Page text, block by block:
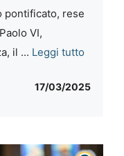
pontificato, rese
VI,
il ... Leggi tutto
17/03/2025